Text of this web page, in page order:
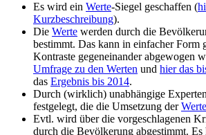
Es wird ein Werte-Siegel geschaffen (
Kurzbeschreibung).
Die Werte werden durch die
bestimmt. Das kann in einfacher Form
Kontraste gegeneinander abgewogen
Umfrage zu den Werten und hier das
das Ergebnis bis 2014.
Durch (wirklich) unabhängige
festgelegt, die die Umsetzung derWerte
Evtl. wird über die vorgeschlagenen
durch die Bevölkerung abgestimmt. Es